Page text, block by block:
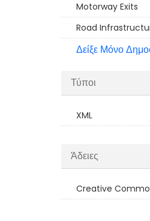
Motorway Exits
Road
Δείξε Μόνο
Τύποι
XML
Άδειες
Creative